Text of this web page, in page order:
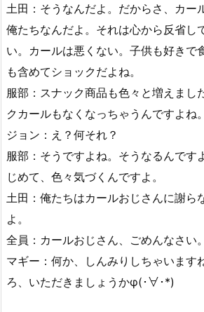
土田：そうなんだよ。だからさ、カー
俺たちなんだよ。それは心から反省し
い。カールは悪くない。子供も好きで
も含めてショックだよね。
服部：スナック商品も色々と増えまし
クカールもなくなっちゃうんですよね。
ジョン：え？何それ？
服部：そうですよね。そうなるんです
じめて、色々気づくんですよ。
土田：俺たちはカールおじさんに謝ら
よ。
全員：カールおじさん、ごめんなさい。
マギー：何か、しんみりしちゃいます
ろ、いただきましょうかφ(･∀･*)